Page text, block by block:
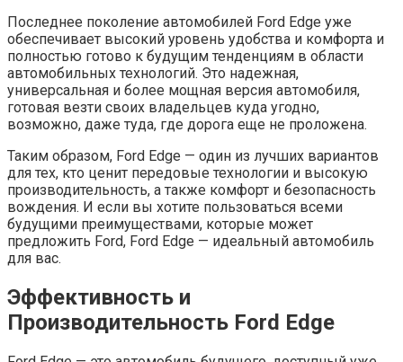
Последнее поколение автомобилей Ford Edge уже
обеспечивает высокий уровень удобства и комфорта и
полностью готово к будущим тенденциям в области
автомобильных технологий. Это надежная,
универсальная и более мощная версия автомобиля,
готовая везти своих владельцев куда угодно,
возможно, даже туда, где дорога еще не проложена.
Таким образом, Ford Edge — один из лучших вариантов
для тех, кто ценит передовые технологии и высокую
производительность, а также комфорт и безопасность
вождения. И если вы хотите пользоваться всеми
будущими преимуществами, которые может
предложить Ford, Ford Edge — идеальный автомобиль
для вас.
Эффективность и
Производительность Ford Edge